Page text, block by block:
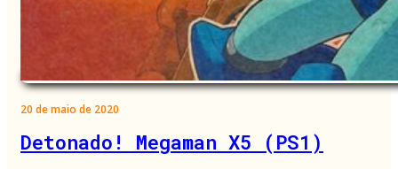
20 de maio de 2020
Detonado! Megaman X5 (PS1)